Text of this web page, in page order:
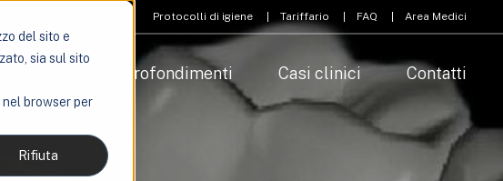
del sito e
sia sul sito
browser per
Rifiuta
Protocolli di igiene Tariffario FAQ Area Medici
Approfondimenti Casi clinici Contatti